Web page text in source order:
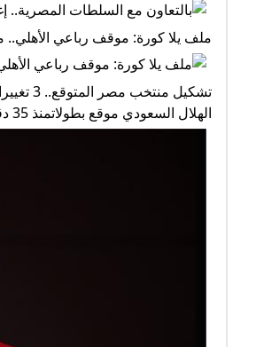
ملف يلا كورة: موقف رباعي الأهلي..
الهلال السعودي موقع بطولاتمنذ 35 دقيقة